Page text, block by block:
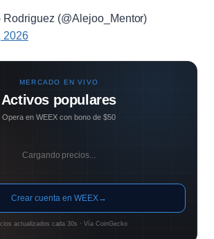
(@Alejoo_Mentor)
2026
MERCADO EN VIVO
Activos populares
Opera en WEEX con bono de $50
Cargando precios...
Crear cuenta en WEEX→
actualizados cada 30s · Vía CoinGecko